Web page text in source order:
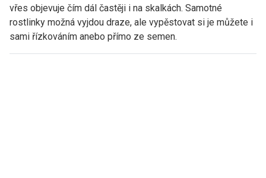
vřes objevuje čím dál častěji i na skalkách. Samotné
rostlinky možná vyjdou draze, ale vypěstovat si je můžete i
sami řízkováním anebo přímo ze semen.